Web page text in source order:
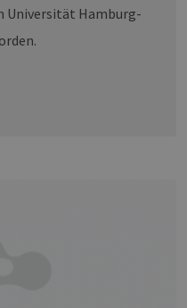
Universität Hamburg-